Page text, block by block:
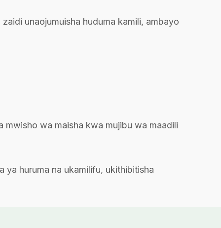
unaojumuisha huduma kamili, ambayo
wa maisha kwa mujibu wa maadili
ya huruma na ukamilifu, ukithibitisha